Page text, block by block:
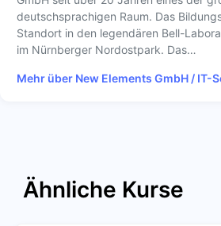
deutschsprachigen Raum. Das
Standort in den legendären Bell-
im Nürnberger Nordostpark. Das…
Mehr über New Elements GmbH / IT-
Ähnliche Kurse